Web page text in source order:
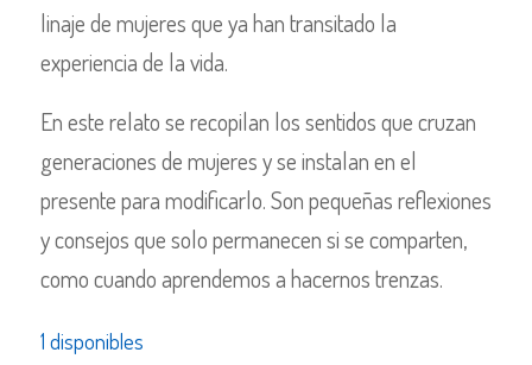
linaje de mujeres que ya han transitado la
experiencia de la vida.
En este relato se recopilan los sentidos que cruzan
generaciones de mujeres y se instalan en el
presente para modificarlo. Son pequeñas reflexiones
y consejos que solo permanecen si se comparten,
como cuando aprendemos a hacernos trenzas.
1 disponibles